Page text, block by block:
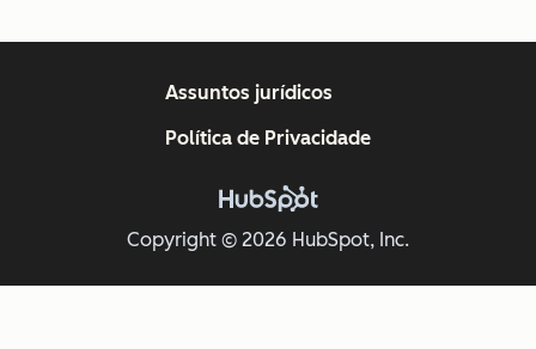
Copyright © 2026 HubSpot, Inc.
Assuntos jurídicos
Política de Privacidade